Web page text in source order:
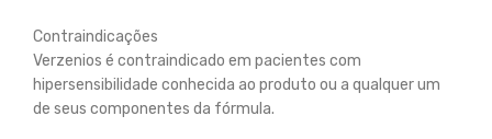
Contraindicações
Verzenios é contraindicado em pacientes com
hipersensibilidade conhecida ao produto ou a qualquer um
de seus componentes da fórmula.